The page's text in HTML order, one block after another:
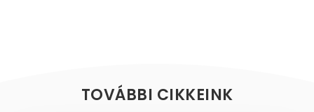
TOVÁBBI CIKKEINK